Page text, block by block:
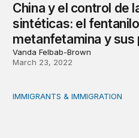
China y el control de
sintéticas: el
metanfetamina y
Vanda Felbab-Brown
March 23, 2022
El fin del embargo debe
IMMIGRANTS & IMMIGRATION